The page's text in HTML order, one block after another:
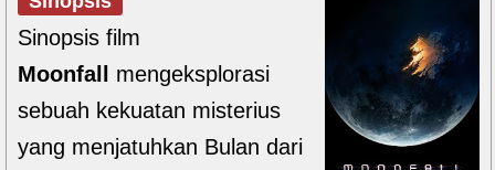
Sinopsis film
Moonfall
mengeksplorasi
sebuah kekuatan misterius
yang menjatuhkan Bulan dari